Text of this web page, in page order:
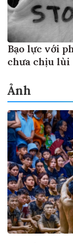
Bạo lực với
chưa chịu lùi
Ảnh